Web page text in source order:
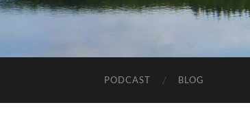
PODCAST BLOG